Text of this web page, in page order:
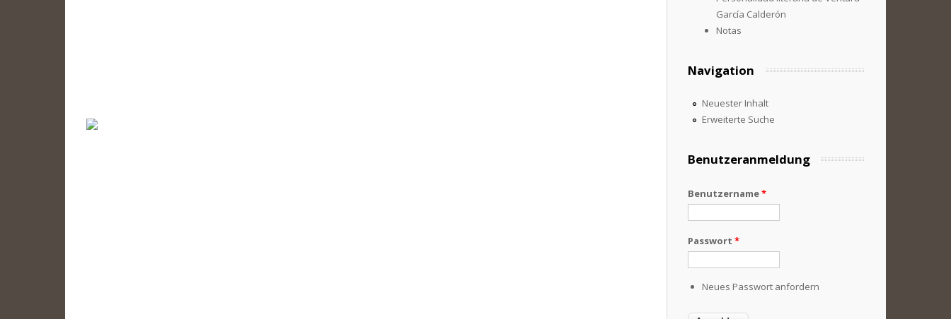
García Calderón
Notas
Navigation
Neuester Inhalt
Erweiterte Suche
Benutzeranmeldung
Benutzername*
Passwort *
Neues Passwort anfordern